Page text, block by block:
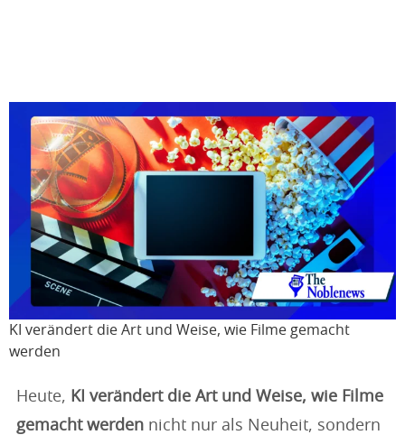
KI verändert die Art und Weise, wie Filme gemacht
werden
Heute, KI verändert die Art und Weise, wie Filme
gemacht werden nicht nur als Neuheit, sondern